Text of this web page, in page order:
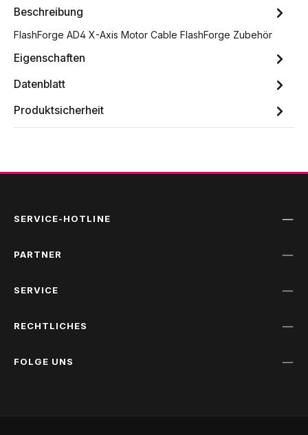
Beschreibung
FlashForge AD4 X-Axis Motor Cable FlashForge Zubehör
Eigenschaften
Datenblatt
Produktsicherheit
SERVICE-HOTLINE
PARTNER
SERVICE
RECHTLICHES
FOLGE UNS